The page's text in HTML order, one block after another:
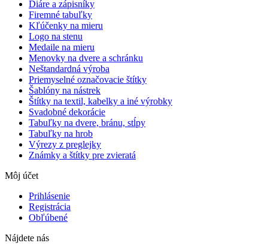
Diáre a zápisníky
Firemné tabuľky
Kľúčenky na mieru
Logo na stenu
Medaile na mieru
Menovky na dvere a schránku
Neštandardná výroba
Priemyselné označovacie štítky
Šablóny na nástrek
Štítky na textil, kabelky a iné výrobky
Svadobné dekorácie
Tabuľky na dvere, bránu, stĺpy
Tabuľky na hrob
Výrezy z preglejky
Známky a štítky pre zvieratá
Môj účet
Prihlásenie
Registrácia
Obľúbené
Nájdete nás